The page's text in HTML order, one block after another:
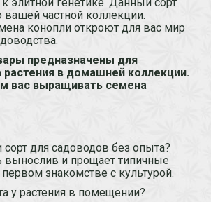
вашей частной коллекции.
конопли откроют для вас мир
предназначены для
растения в домашней коллекции.
вас выращивать семена
сорт для садоводов без опыта?
вынослив и прощает типичные
знакомстве с культурой.
у растения в помещении?